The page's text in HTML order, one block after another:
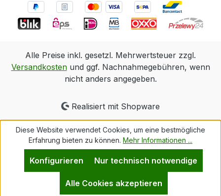
Alle Preise inkl. gesetzl. Mehrwertsteuer zzgl.
Versandkostenund ggf. Nachnahmegebühren, wenn
nicht anders angegeben.
Realisiert mit Shopware
Diese Website verwendet Cookies, um eine bestmögliche
Erfahrung bieten zu können. Mehr Informationen ...
Nur technisch notwendige
Konfigurieren
Alle Cookies akzeptieren